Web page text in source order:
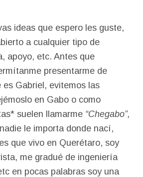
ideas que espero les guste,
a cualquier tipo de
apoyo, etc. Antes que
presentarme de
es Gabriel, evitemos las
en Gabo o como
suelen llamarme “Chegabo”,
le importa donde nací,
que vivo en Querétaro, soy
me gradué de ingeniería
en pocas palabras soy una